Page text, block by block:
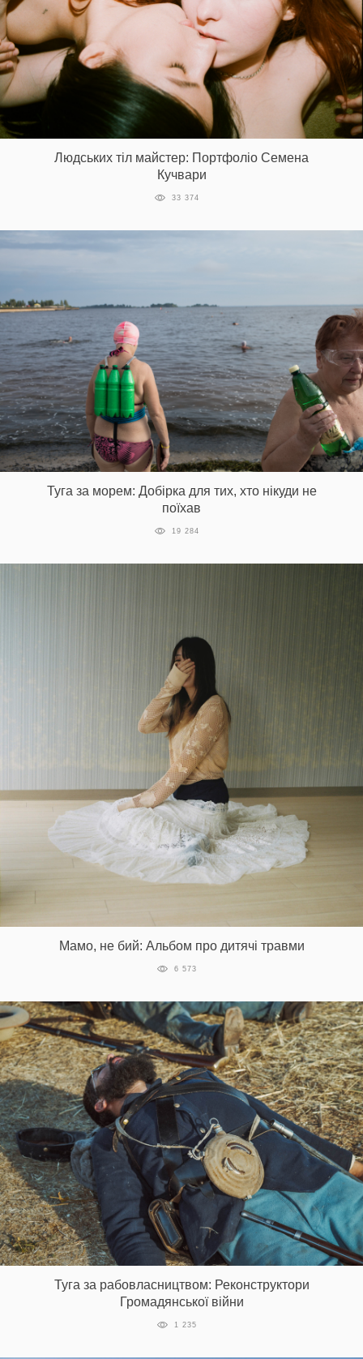
Людських тіл майстер: Портфоліо Семена
Кучвари
33 374
Туга за морем: Добірка для тих, хто нікуди не
поїхав
19 284
Мамо, не бий: Альбом про дитячі травми
6 573
Туга за рабовласництвом: Реконструктори
Громадянської війни
1 235